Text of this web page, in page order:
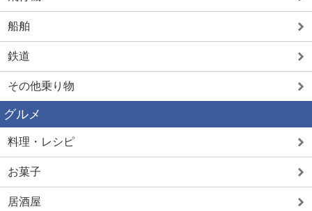
船舶
鉄道
その他乗り物
グルメ
料理・レシピ
お菓子
居酒屋